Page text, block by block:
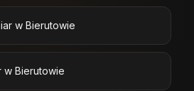
w Bierutowie
w Bierutowie